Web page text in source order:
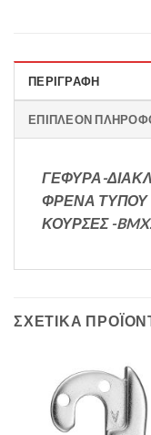
ΠΕΡΙΓΡΑΦΉ
ΕΠΙΠΛΈΟΝ
ΓΕΦΥΡΑ-
ΦΡΕΝΑ ΤΥΠΟΥ
ΚΟΥΡΣΕΣ -
ΣΧΕΤΙΚΆ